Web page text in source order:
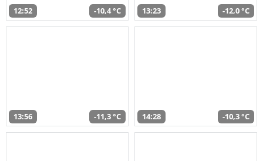
12:52 -10,4 °C 13:23 -12,0 °C
13:56 -11,3 °C 14:28 -10,3 °C